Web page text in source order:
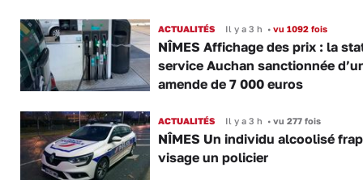
ACTUALITÉS Il y a 3 h •vu 1092 fois
NÎMES Affichage des prix : la
service Auchan sanctionnée
amende de 7 000 euros
ACTUALITÉS Il y a 3 h •vu 277 fois
NÎMES Un individu alcoolisé
visage un policier